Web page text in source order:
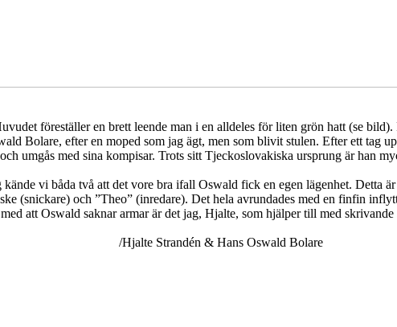
föreställer en brett leende man i en alldeles för liten grön hatt (se
Bolare, efter en moped som jag ägt, men som blivit stulen. Efter ett tag
umgås med sina kompisar. Trots sitt Tjeckoslovakiska ursprung är han
vi båda två att det vore bra ifall Oswald fick en egen lägenhet. Detta
(snickare) och ”Theo” (inredare). Det hela avrundades med en finfin
att Oswald saknar armar är det jag, Hjalte, som hjälper till med
/Hjalte Strandén & Hans Oswald Bolare